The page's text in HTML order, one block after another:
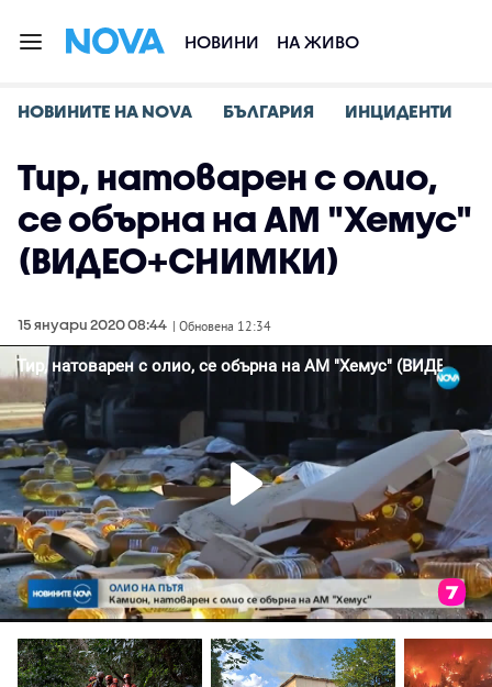
НОВИНИ НА ЖИВО
НОВИНИТЕ НА NOVA БЪЛГАРИЯ ИНЦИДЕНТИ
Тир, натоварен с олио,
се обърна на АМ "Хемус"
(ВИДЕО+СНИМКИ)
15 януари 2020 08:44 | Обновена 12:34